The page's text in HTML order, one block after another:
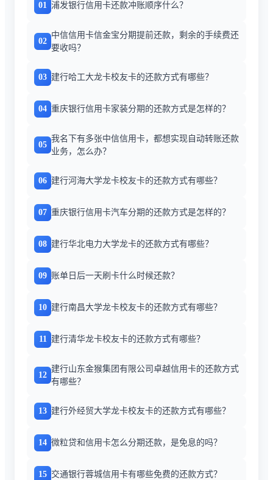
01 浦发银行信用卡还款冲账顺序什么？
02
中信信用卡信金宝分期提前还款，剩余的手续费还
要收吗？
03 建行哈工大龙卡校友卡的还款方式有哪些？
04 重庆银行信用卡家装分期的还款方式是怎样的？
05
我名下有多张中信信用卡，都想实现自动转账还款
业务，怎么办？
06 建行河海大学龙卡校友卡的还款方式有哪些？
07 重庆银行信用卡汽车分期的还款方式是怎样的？
08 建行华北电力大学龙卡的还款方式有哪些？
09 账单日后一天刷卡什么时候还款？
10 建行南昌大学龙卡校友卡的还款方式有哪些？
11 建行清华龙卡校友卡的还款方式有哪些？
12
建行山东金猴集团有限公司卓越信用卡的还款方式
有哪些？
13 建行外经贸大学龙卡校友卡的还款方式有哪些？
14 微粒贷和信用卡怎么分期还款，是免息的吗？
15 交通银行蓉城信用卡有哪些免费的还款方式？